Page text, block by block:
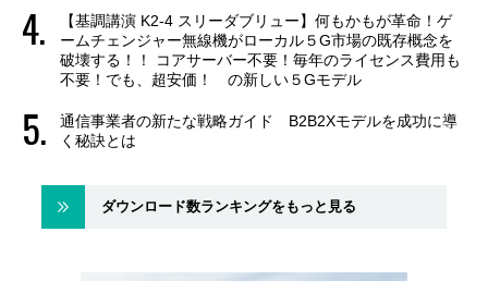
【基調講演 K2-4 スリーダブリュー】何もかもが革命！ゲ
ームチェンジャー無線機がローカル５G市場の既存概念を
破壊する！！ コアサーバー不要！毎年のライセンス費用も
不要！でも、超安価！ の新しい５Gモデル
通信事業者の新たな戦略ガイド B2B2Xモデルを成功に導
く秘訣とは
ダウンロード数ランキングをもっと見る